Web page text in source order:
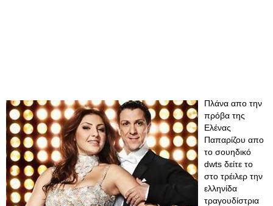
Πλάνα απο την
πρόβα της
Ελένας
Παπαρίζου απο
το σουηδικό
dwts δείτε το
στο τρέιλερ την
ελληνίδα
τραγουδίστρια